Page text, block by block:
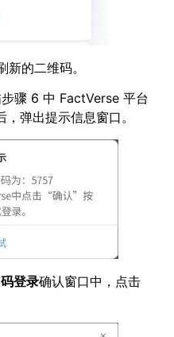
的二维码。
骤 6 中 FactVerse 平台
弹出提示信息窗口。
登录确认窗口中，点击